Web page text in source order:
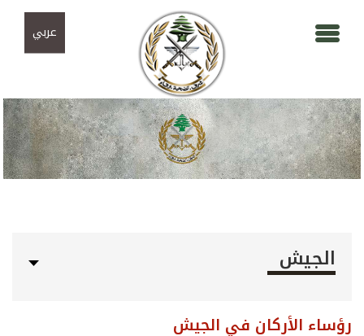
عربي
الجيش
رؤساء الأركان في الجيش